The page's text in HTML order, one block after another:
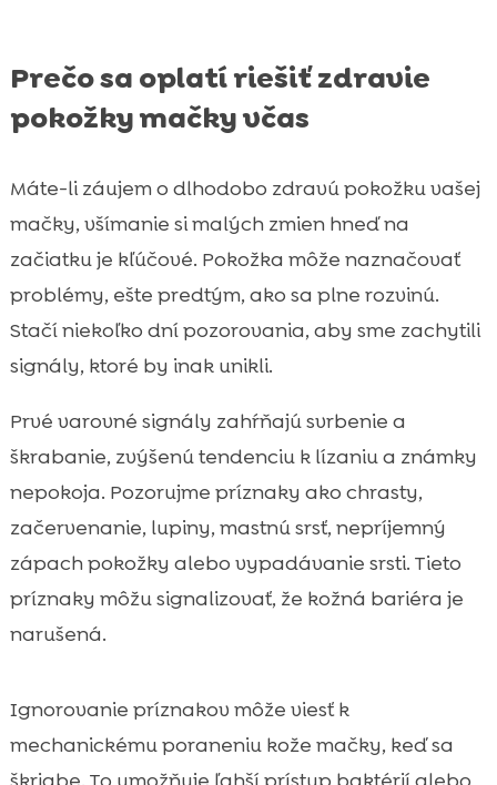
Prečo sa oplatí riešiť zdravie
pokožky mačky včas
Máte-li záujem o dlhodobo zdravú pokožku vašej
mačky, všímanie si malých zmien hneď na
začiatku je kľúčové. Pokožka môže naznačovať
problémy, ešte predtým, ako sa plne rozvinú.
Stačí niekoľko dní pozorovania, aby sme zachytili
signály, ktoré by inak unikli.
Prvé varovné signály zahŕňajú svrbenie a
škrabanie, zvýšenú tendenciu k lízaniu a známky
nepokoja. Pozorujme príznaky ako chrasty,
začervenanie, lupiny, mastnú srsť, nepríjemný
zápach pokožky alebo vypadávanie srsti. Tieto
príznaky môžu signalizovať, že kožná bariéra je
narušená.
Ignorovanie príznakov môže viesť k
mechanickému poraneniu kože mačky, keď sa